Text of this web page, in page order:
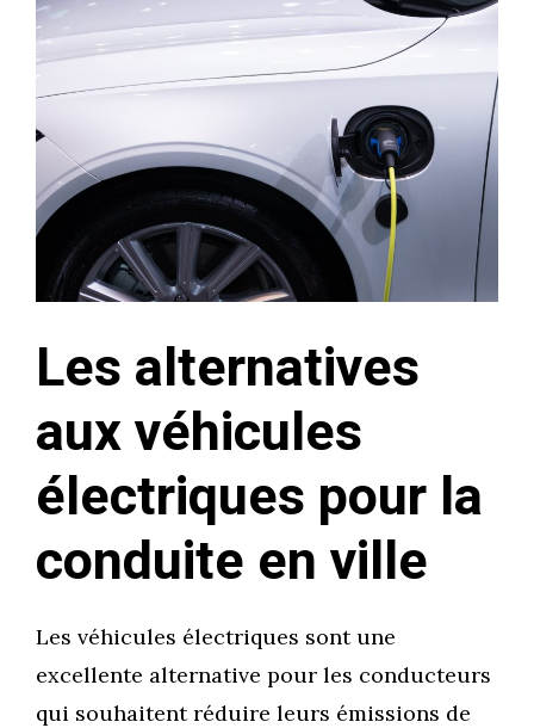
Les alternatives
aux véhicules
électriques pour la
conduite en ville
Les véhicules électriques sont une
excellente alternative pour les conducteurs
qui souhaitent réduire leurs émissions de